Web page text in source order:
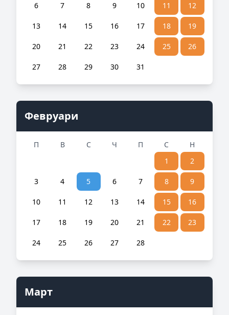
6 7 8 9 10 11 12
13 14 15 16 17 18 19
20 21 22 23 24 25 26
27 28 29 30 31
Февруари
П В С Ч П С
Н
1
2
3 4 5 6 7 8 9
10 11 12 13 14 15 16
17 18 19 20 21 22 23
24 25 26 27 28
Март